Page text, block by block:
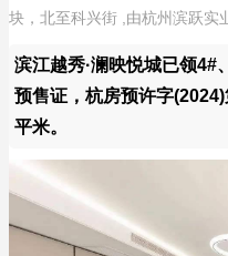
块，北至科兴街 ,由杭州滨跃实
滨江越秀·澜映悦城已领4#
预售证，杭房预许字
平米。